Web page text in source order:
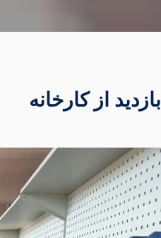
بازدید از کارخانه